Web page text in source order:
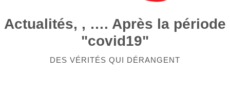
Actualités, , …. Après la période
"covid19"
DES VÉRITÉS QUI DÉRANGENT